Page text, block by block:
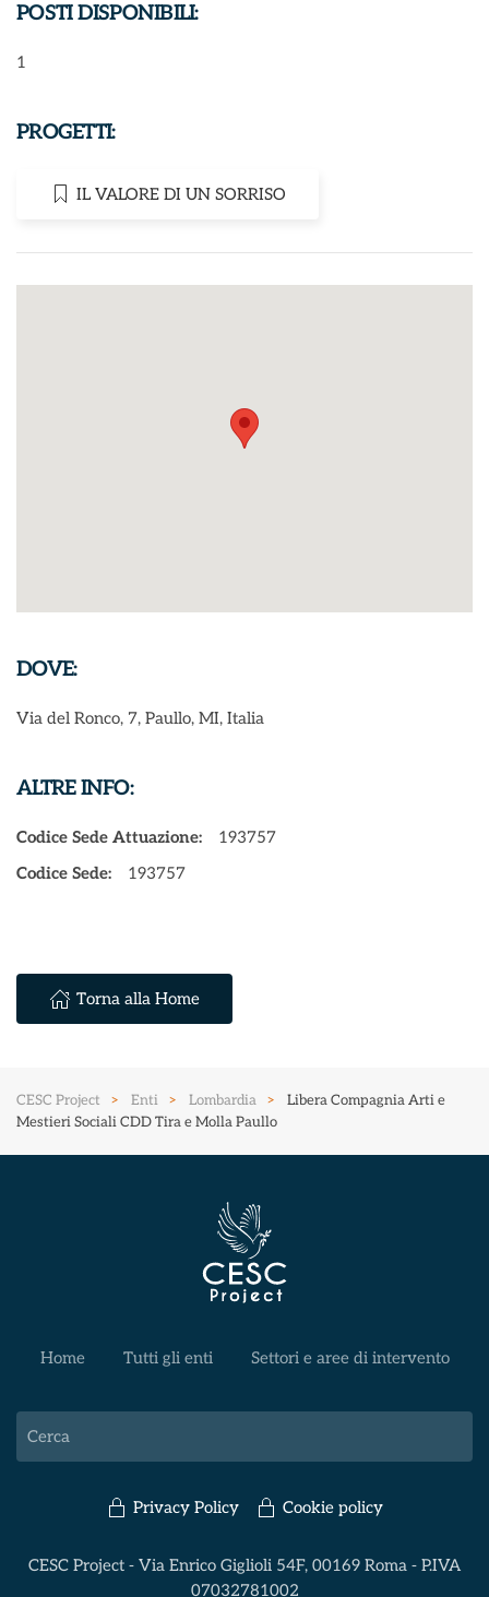
POSTI DISPONIBILI:
1
PROGETTI:
IL VALORE DI UN SORRISO
DOVE:
Via del Ronco, 7, Paullo, MI, Italia
ALTRE INFO:
Codice Sede Attuazione:
193757
Codice Sede:
193757
Torna alla Home
CESC Project Enti Lombardia
Libera Compagnia Arti e
Mestieri Sociali CDD Tira e Molla Paullo
Home Tutti gli enti Settori e aree di intervento
Privacy Policy Cookie policy
CESC Project - Via Enrico Giglioli 54F, 00169 Roma - P.IVA
07032781002